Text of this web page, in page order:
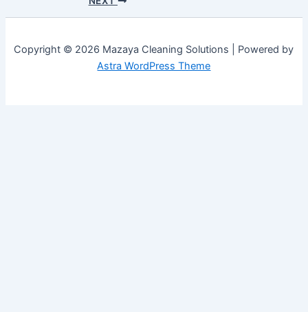
Copyright © 2026 Mazaya Cleaning Solutions | Powered by
Astra WordPress Theme